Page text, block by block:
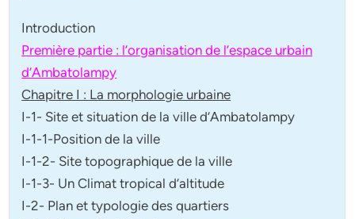
Introduction
Première partie : l’organisation de l’espace urbain
d’Ambatolampy
Chapitre I : La morphologie urbaine
I-1- Site et situation de la ville d’Ambatolampy
I-1-1-Position de la ville
I-1-2- Site topographique de la ville
I-1-3- Un Climat tropical d’altitude
I-2- Plan et typologie des quartiers